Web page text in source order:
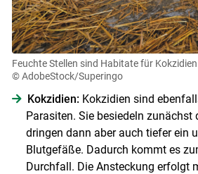
Feuchte Stellen sind Habitate für
© AdobeStock/Superingo
Kokzidien:Kokzidien sind
Parasiten. Sie besiedeln zunächst
dringen dann aber auch tiefer ein
Blutgefäße. Dadurch kommt es
Durchfall. Die Ansteckung erfolgt